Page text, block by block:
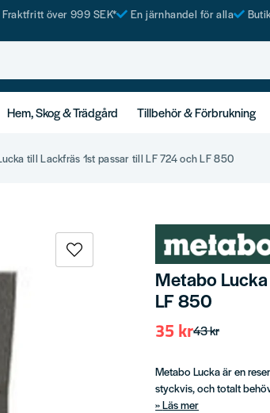
Fraktfritt över 999 SEK* En järnhandel för alla
Hem, Skog & Trädgård Tillbehör & Förbrukning
till Lackfräs 1st passar till LF 724 och LF 850
Metabo
LF 850
43 kr
35 kr
Metabo Lucka är en
styckvis, och totalt
Läs mer